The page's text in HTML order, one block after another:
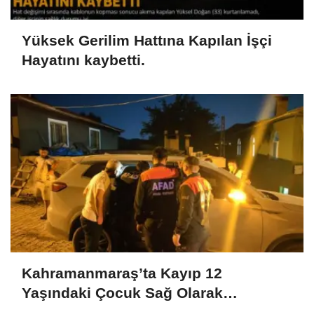
Yüksek Gerilim Hattına Kapılan İşçi
Hayatını kaybetti.
Kahramanmaraş’ta Kayıp 12
Yaşındaki Çocuk Sağ Olarak